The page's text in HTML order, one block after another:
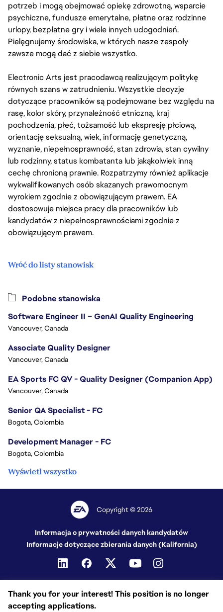
potrzeb i mogą obejmować opiekę zdrowotną, wsparcie
psychiczne, fundusze emerytalne, płatne oraz rodzinne
urlopy, bezpłatne gry i wiele innych udogodnień.
Pielęgnujemy środowiska, w których nasze zespoły
zawsze mogą dać z siebie wszystko.
Electronic Arts jest pracodawcą realizującym politykę
równych szans w zatrudnieniu. Wszystkie decyzje
dotyczące pracowników są podejmowane bez względu na
rasę, kolor skóry, przynależność etniczną, kraj
pochodzenia, płeć, tożsamość lub ekspresję płciową,
orientację seksualną, wiek, informację genetyczną,
wyznanie, niepełnosprawność, stan zdrowia, stan cywilny
lub rodzinny, status kombatanta lub jakąkolwiek inną
cechę chronioną prawnie. Rozpatrzymy również aplikacje
wykwalifikowanych osób skazanych prawomocnym
wyrokiem zgodnie z obowiązującym prawem. EA
dostosowuje miejsca pracy dla pracowników lub
kandydatów z niepełnosprawnościami zgodnie z
obowiązującym prawem.
Wróć do listy stanowisk
Thank you for your interest! This position is no longer
accepting applications.
Podobne stanowiska
Software Engineer II – GenAI Quality Engineering
Vancouver, Canada
Associate Quality Designer
Vancouver, Canada
EA Sports FC QV - Quality Designer (Companion App)
Vancouver, Canada
Senior QA Specialist - FC
Bogota, Colombia
Development Manager - FC
Bogota, Colombia
Wyświetl wszystko
Copyright © 2026
Informacja o prywatności danych kandydatów
Informacje dotyczące zbierania danych (Kalifornia)